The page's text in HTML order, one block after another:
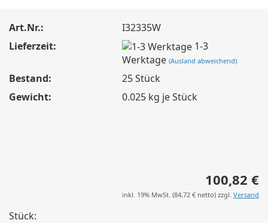
Art.Nr.:
I32335W
Lieferzeit:
1-3
Werktage(Ausland abweichend)
Bestand: 25Stück
Gewicht:
0.025 kg je Stück
100,82 €
inkl. 19% MwSt. (84,72 € netto) zzgl. Versand
Stück: